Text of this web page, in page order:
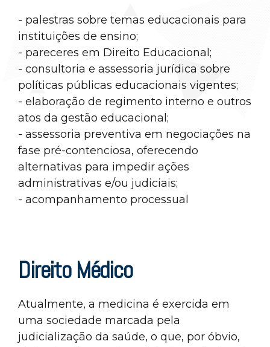
- palestras sobre temas educacionais para
instituições de ensino;
- pareceres em Direito Educacional;
- consultoria e assessoria jurídica sobre
políticas públicas educacionais vigentes;
- elaboração de regimento interno e outros
atos da gestão educacional;
- assessoria preventiva em negociações na
fase pré-contenciosa, oferecendo
alternativas para impedir ações
administrativas e/ou judiciais;
- acompanhamento processual
Direito Médico
Atualmente, a medicina é exercida em
uma sociedade marcada pela
judicialização da saúde, o que, por óbvio,